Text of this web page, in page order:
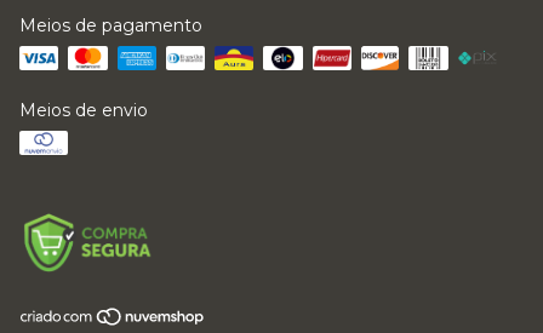
Meios de pagamento
Meios de envio